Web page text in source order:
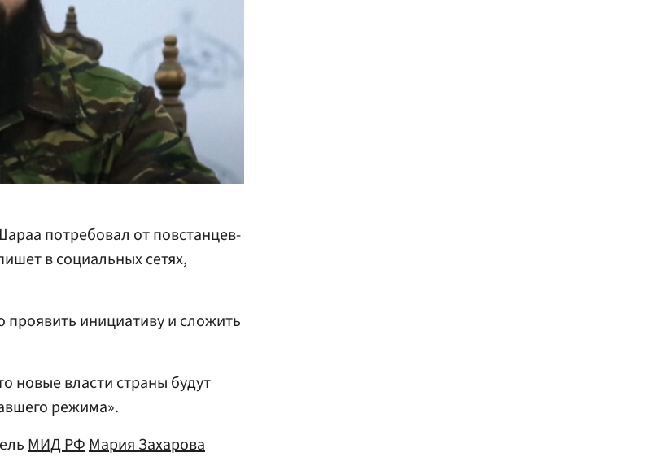
потребовал от повстанцев-
в социальных сетях,
инициативу и сложить
новые власти страны будут
режима».
МИД РФМария Захарова